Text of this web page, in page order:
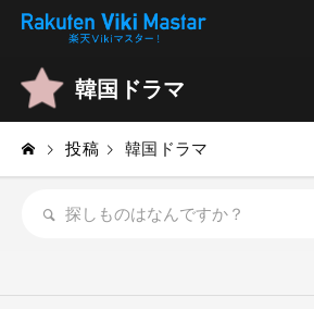
韓国ドラマ
投稿 韓国ドラマ